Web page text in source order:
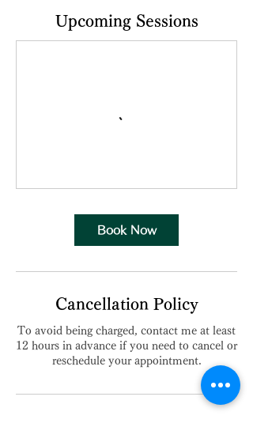
Upcoming Sessions
Book Now
Cancellation Policy
To avoid being charged, contact me at least
12 hours in advance if you need to cancel or
reschedule your appointment.